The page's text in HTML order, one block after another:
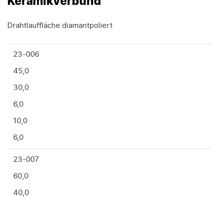
Drahtlauffläche diamantpoliert
23-006
45,0
30,0
6,0
10,0
6,0
23-007
60,0
40,0